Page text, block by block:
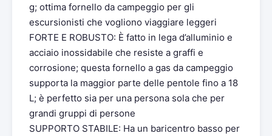
g; ottima fornello da campeggio per gli
escursionisti che vogliono viaggiare leggeri
FORTE E ROBUSTO: È fatto in lega d’alluminio e
acciaio inossidabile che resiste a graffi e
corrosione; questa fornello a gas da campeggio
supporta la maggior parte delle pentole fino a 18
L; è perfetto sia per una persona sola che per
grandi gruppi di persone
SUPPORTO STABILE: Ha un baricentro basso per